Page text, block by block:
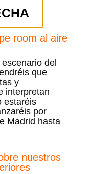
room al aire
del
que
y
interpretan
estaréis
por
Madrid hasta
nuestros